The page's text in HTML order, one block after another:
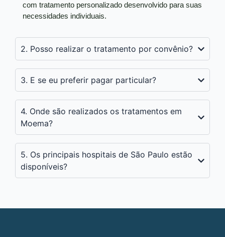
com tratamento personalizado desenvolvido para suas
necessidades individuais.
2. Posso realizar o tratamento por convênio?
3. E se eu preferir pagar particular?
4. Onde são realizados os tratamentos em
Moema?
5. Os principais hospitais de São Paulo estão
disponíveis?